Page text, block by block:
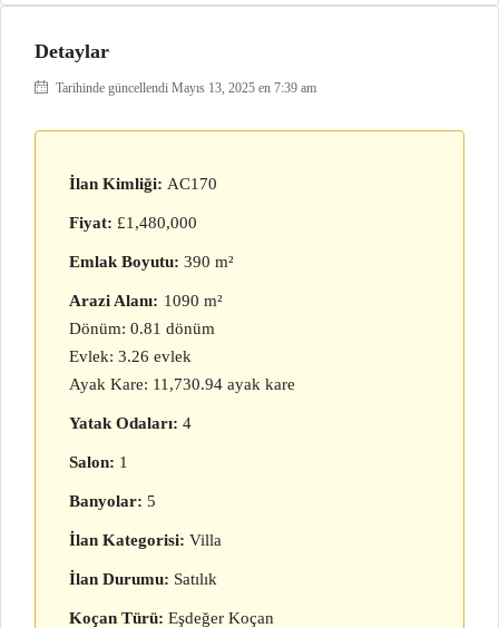
Detaylar
Tarihinde güncellendi Mayıs 13, 2025 en 7:39 am
İlan Kimliği: AC170
Fiyat: £1,480,000
Emlak Boyutu: 390 m²
Arazi Alanı: 1090 m²
Dönüm: 0.81 dönüm
Evlek: 3.26 evlek
Ayak Kare: 11,730.94 ayak kare
Yatak Odaları: 4
Salon: 1
Banyolar: 5
İlan Kategorisi: Villa
İlan Durumu: Satılık
Koçan Türü: Eşdeğer Koçan